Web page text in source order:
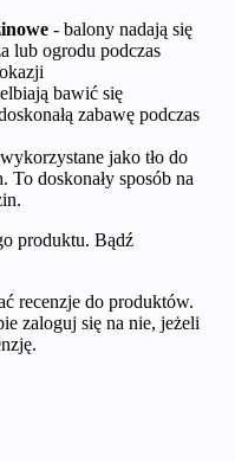
- balony nadają się
lub ogrodu podczas
bawić się
zabawę podczas
jako tło do
To doskonały sposób na
produktu. Bądź
recenzje do produktów.
zaloguj się na nie, jeżeli